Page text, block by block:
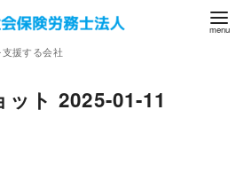
援する会社
ト 2025-01-11